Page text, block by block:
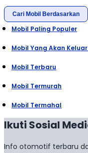
Cari Mobil Berdasarkan
Mobil Paling Populer
Mobil Yang Akan
Mobil Terbaru
Mobil Termurah
Mobil Termahal
Ikuti Sosial
Info otomotif terbaru